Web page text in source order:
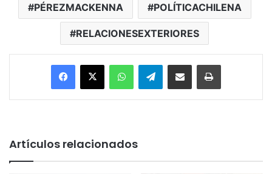
PÉREZMACKENNA POLÍTICACHILENA
RELACIONESEXTERIORES
Facebook
X WhatsAppTelegramEnviar vía email Imprimir
Artículos relacionados